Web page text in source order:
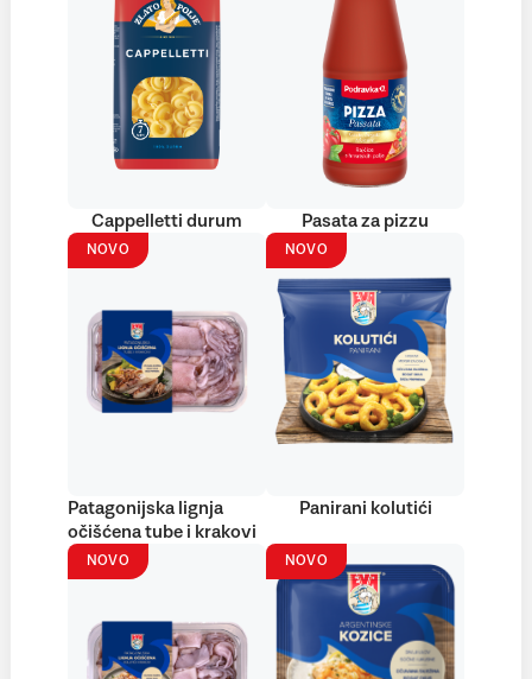
Cappelletti durum Pasata za pizzu
NOVO
Patagonijska lignja
očišćena tube i krakovi
NOVO
Panirani kolutići
NOVO NOVO